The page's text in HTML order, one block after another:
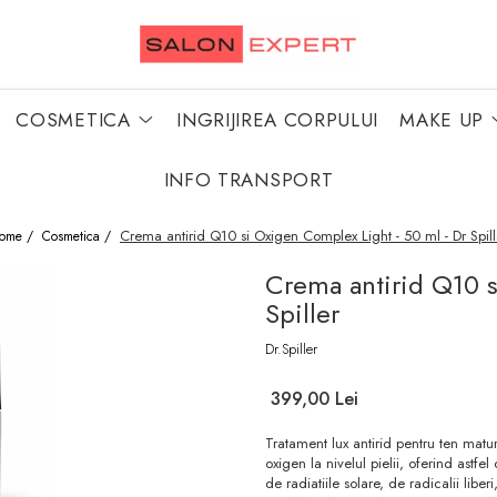
COSMETICA INGRIJIREA CORPULUI MAKE UP
INFO TRANSPORT
/ Cosmetica / Crema antirid Q10 si Oxigen Complex Light - 50 ml - Dr
Crema antirid Q10
Spiller
Dr.Spiller
399,00 Lei
Tratament lux antirid pentru ten
oxigen la nivelul pielii, oferind astfel
de radiatiile solare, de radicalii